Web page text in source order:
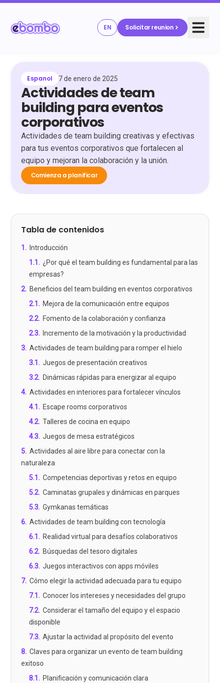
EN Solicitar reunion
Espanol 7 de enero de 2025
Actividades de team
building para eventos
corporativos
Actividades de team building creativas y efectivas
para tus eventos corporativos que fortalecen al
equipo y mejoran la colaboración y la unión.
Comienza a planificar
Tabla de contenidos
1 . Introducción
1.1 . ¿Por qué el team building es fundamental para las
empresas?
2. Beneficios del team building en eventos corporativos
2.1 . Mejora de la comunicación entre equipos
2.2. Fomento de la colaboración y confianza
2.3. Incremento de la motivación y la productividad
3. Actividades de team building para romper el hielo
3.1 . Juegos de presentación creativos
3.2. Dinámicas rápidas para energizar al equipo
4. Actividades en interiores para fortalecer vínculos
4.1 . Escape rooms corporativos
4.2. Talleres de cocina en equipo
4.3. Juegos de mesa estratégicos
5. Actividades al aire libre para conectar con la
naturaleza
5.1 . Competencias deportivas y retos en equipo
5.2. Caminatas grupales y dinámicas en parques
5.3. Gymkanas temáticas
6. Actividades de team building con tecnología
6.1 . Realidad virtual para desafíos colaborativos
6.2. Búsquedas del tesoro digitales
6.3. Juegos interactivos con apps móviles
7. Cómo elegir la actividad adecuada para tu equipo
7.1 . Conocer los intereses y necesidades del grupo
7.2. Considerar el tamaño del equipo y el espacio
disponible
7.3. Ajustar la actividad al propósito del evento
8. Claves para organizar un evento de team building
exitoso
8.1 . Planificación y comunicación clara